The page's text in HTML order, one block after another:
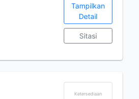
Tampilkan
Detail
Sitasi
Ketersediaan